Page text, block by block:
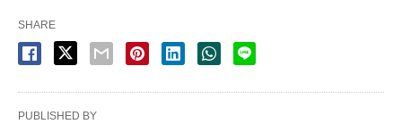
SHARE
PUBLISHED BY